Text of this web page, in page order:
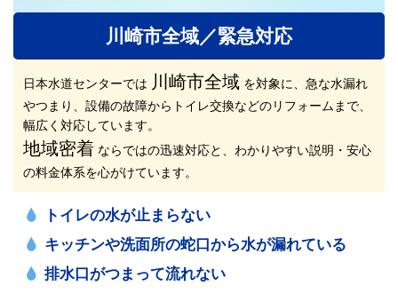
川崎市全域／緊急対応
日本水道センターでは 川崎市全域を対象に、急な水漏れ
やつまり、設備の故障からトイレ交換などのリフォームまで、
幅広く対応しています。
地域密着ならではの迅速対応と、わかりやすい説明・安心
の料金体系を心がけています。
トイレの水が止まらない
キッチンや洗面所の蛇口から水が漏れている
排水口がつまって流れない